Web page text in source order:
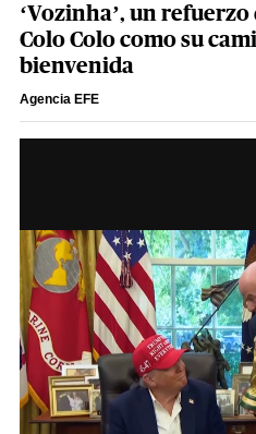
‘Vozinha’, un refuerzo
Colo Colo como su
bienvenida
Agencia EFE